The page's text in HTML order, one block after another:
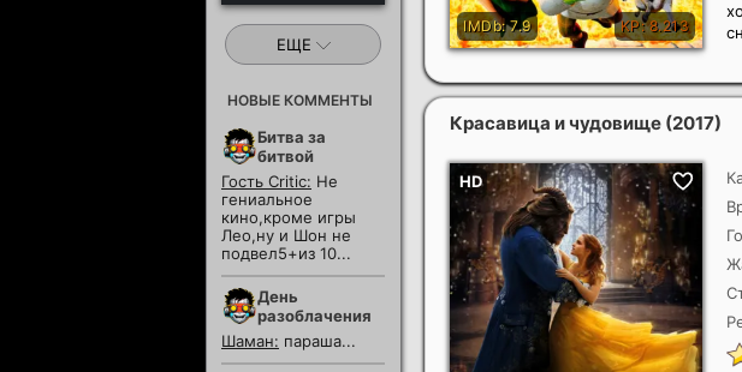
Красавица и чудовище (2017)
ЕЩЕ
НОВЫЕ КОММЕНТЫ
Битва за
битвой
Гость Critic: Не
гениальное
кино,кроме игры
Лео,ну и Шон не
подвел5+из 10...
День
разоблачения
Шаман: параша...